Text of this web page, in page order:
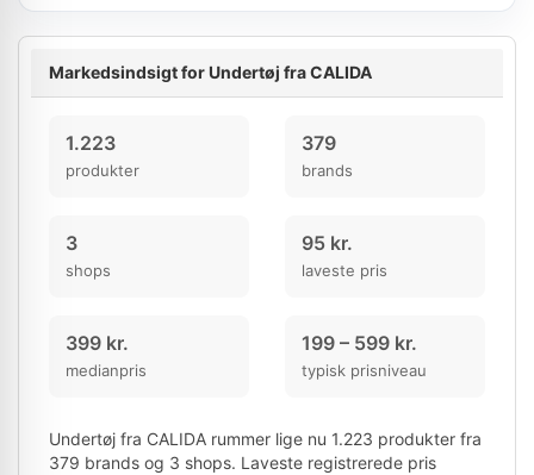
Markedsindsigt for Undertøj fra CALIDA
1.223
produkter
379
brands
3
shops
95 kr.
laveste pris
399 kr.
medianpris
199 – 599 kr.
typisk prisniveau
Undertøj fra CALIDA rummer lige nu 1.223 produkter fra
379 brands og 3 shops. Laveste registrerede pris